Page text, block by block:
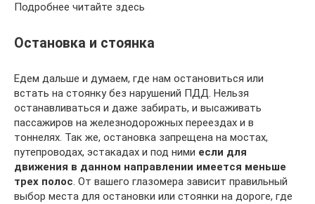
Подробнее читайте здесь
Остановка и стоянка
Едем дальше и думаем, где нам остановиться или
встать на стоянку без нарушений ПДД. Нельзя
останавливаться и даже забирать, и высаживать
пассажиров на железнодорожных переездах и в
тоннелях. Так же, остановка запрещена на мостах,
путепроводах, эстакадах и под ними если для
движения в данном направлении имеется меньше
трех полос. От вашего глазомера зависит правильный
выбор места для остановки или стоянки на дороге, где